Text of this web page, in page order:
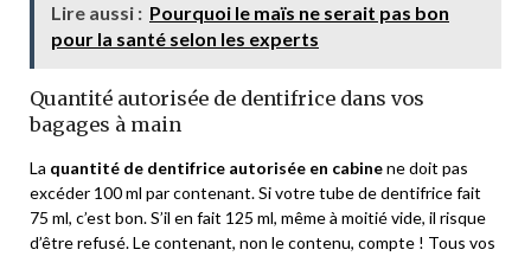
Lire aussi : Pourquoi le maïs ne serait pas bon
pour la santé selon les experts
Quantité autorisée de dentifrice dans vos
bagages à main
La quantité de dentifrice autorisée en cabinene doit pas
excéder 100 ml par contenant. Si votre tube de dentifrice fait
75 ml, c’est bon. S’il en fait 125 ml, même à moitié vide, il risque
d’être refusé. Le contenant, non le contenu, compte ! Tous vos